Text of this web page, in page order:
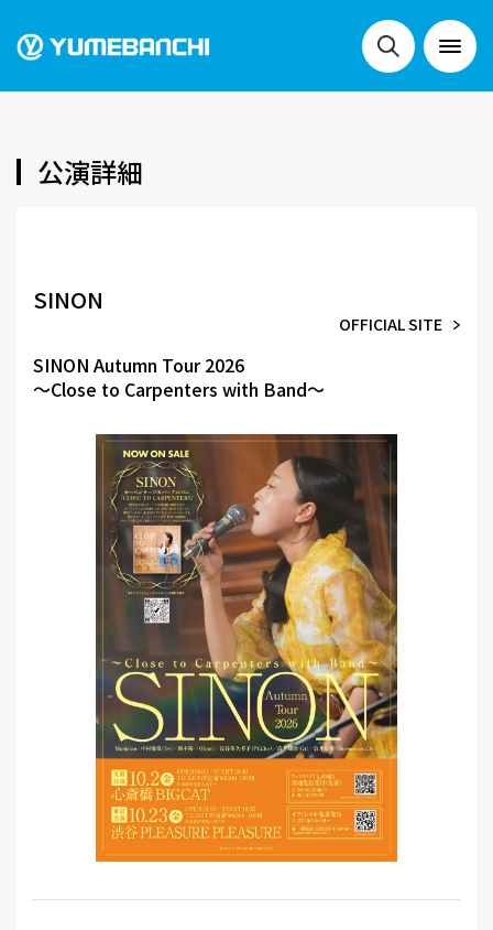
FESTIVALS
MEMBER
公演詳細
SINON
OFFICIAL SITE
SINON Autumn Tour 2026
～Close to Carpenters with Band～